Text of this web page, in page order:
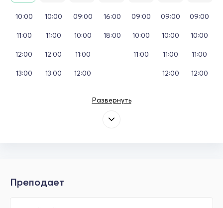
10:00
11:00
12:00
13:00
10:00
11:00
12:00
13:00
09:00
10:00
11:00
12:00
16:00
18:00
09:00
10:00
11:00
09:00
10:00
11:00
12:00
09:00
10:00
11:00
12:00
Развернуть
Преподает